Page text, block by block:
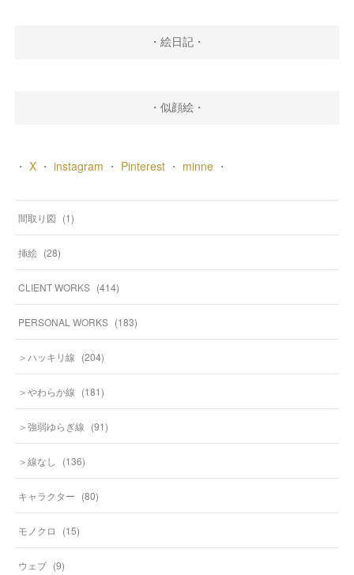
・絵日記・
・似顔絵・
・ X・ instagram ・ Pinterest・ minne・
間取り図 (1)
挿絵 (28)
CLIENT WORKS (414)
PERSONAL WORKS (183)
＞ハッキリ線 (204)
＞やわらか線 (181)
＞強弱ゆらぎ線 (91)
＞線なし (136)
キャラクター (80)
モノクロ (15)
ウェブ (9)